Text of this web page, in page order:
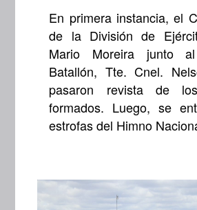
En primera instancia, el
de la División de
Mario Moreira junto
Batallón, Tte. Cnel.
pasaron revista de
formados. Luego, se
estrofas del Himno